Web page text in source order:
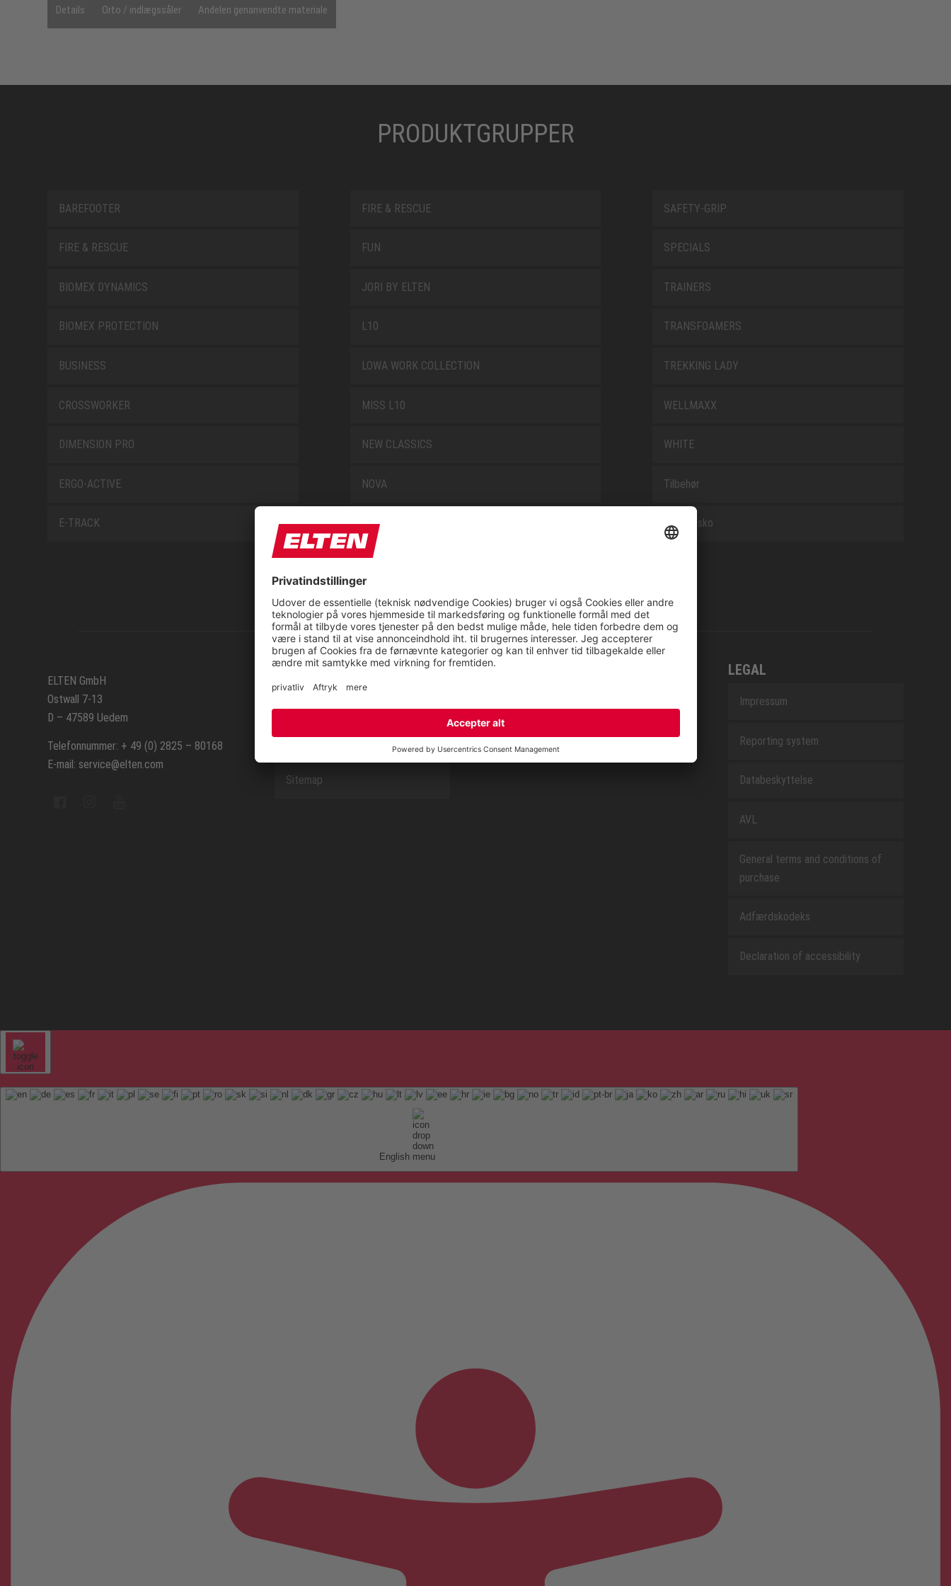
Details Orto / indlægssåler Andelen genanvendte materiale
PRODUKTGRUPPER
BAREFOOTER
FIRE & RESCUE
BIOMEX DYNAMICS
BIOMEX PROTECTION
BUSINESS
CROSSWORKER
DIMENSION PRO
ERGO-ACTIVE
E-TRACK
FIRE & RESCUE
FUN
JORI BY ELTEN
L10
LOWA WORK COLLECTION
MISS L10
NEW CLASSICS
NOVA
RETRO
SAFEGUARD
SAFETY-GRIP
SPECIALS
TRAINERS
TRANSFOAMERS
TREKKING LADY
WELLMAXX
WHITE
Tilbehør
Arbejdssko
ELTEN GmbH
Ostwall 7-13
D – 47589 Uedem
Telefonnummer: + 49 (0) 2825 – 80168
E-mail: service@elten.com
SERVICE
Reparationsservice fra ELTEN
Sitemap
LEGAL
Impressum
Reporting system
Databeskyttelse
AVL
General terms and conditions of
purchase
Adfærdskodeks
Declaration of accessibility
English